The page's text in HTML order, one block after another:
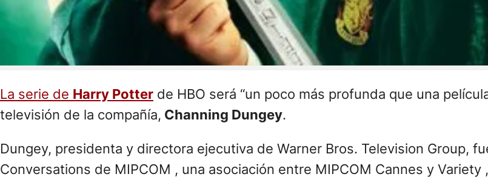
La serie de Harry Potter de HBO será “un poco más profunda que una
televisión de la compañía, Channing Dungey.
Dungey, presidenta y directora ejecutiva de Warner Bros. Television Group,
Conversations de MIPCOM , una asociación entre MIPCOM Cannes y Variety